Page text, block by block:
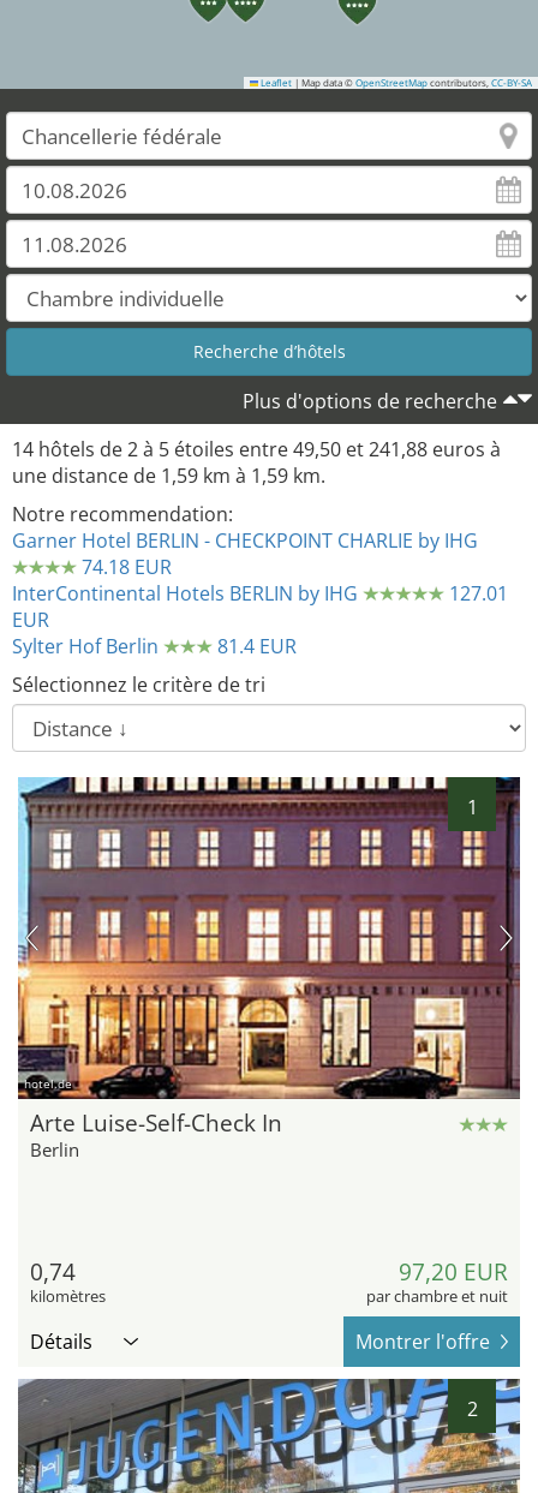
Leaflet | Map data © OpenStreetMap contributors, CC-BY-SA
Plus d'options de recherche
14 hôtels de2à 5 étoiles entre49,50 et241,88 euros à
une distance de 1,59 km à 1,59 km.
Notre recommendation:
Garner Hotel BERLIN - CHECKPOINT CHARLIE by IHG
74.18 EUR
InterContinental Hotels BERLIN by IHG
127.01
EUR
Sylter Hof Berlin
81.4 EUR
Sélectionnez le critère de tri
1
hotel.de
Arte Luise-Self-Check In
Berlin
0,74
kilomètres
97,20 EUR
par chambre et nuit
Détails Montrer l'offre
2